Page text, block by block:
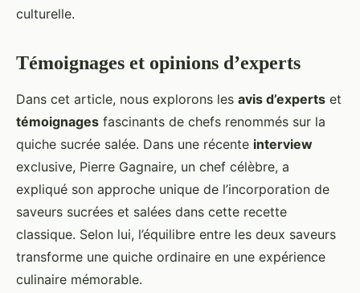
culturelle.
Témoignages et opinions d’experts
Dans cet article, nous explorons les avis d’experts et
témoignages fascinants de chefs renommés sur la
quiche sucrée salée. Dans une récente interview
exclusive, Pierre Gagnaire, un chef célèbre, a
expliqué son approche unique de l’incorporation de
saveurs sucrées et salées dans cette recette
classique. Selon lui, l’équilibre entre les deux saveurs
transforme une quiche ordinaire en une expérience
culinaire mémorable.